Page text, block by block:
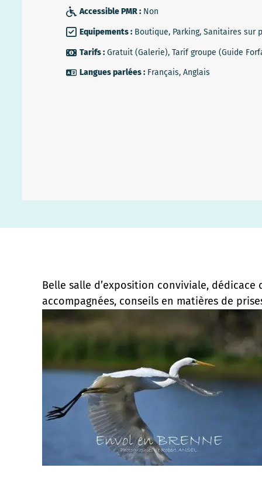
Accessible PMR : Non
Equipements : Boutique, Parking, Sanitaires sur
Tarifs : Gratuit (Galerie), Tarif groupe (Guide
Langues parlées : Français, Anglais
Belle salle d’exposition conviviale, dédicace
accompagnées, conseils en matières de